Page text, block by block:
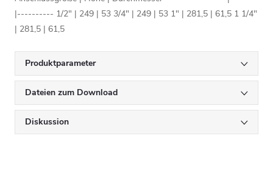
|---------- 1/2" | 249 | 53 3/4" | 249 | 53 1" | 281,5 | 61,5 1 1/4"
| 281,5 | 61,5
Produktparameter
Dateien zum Download
Diskussion